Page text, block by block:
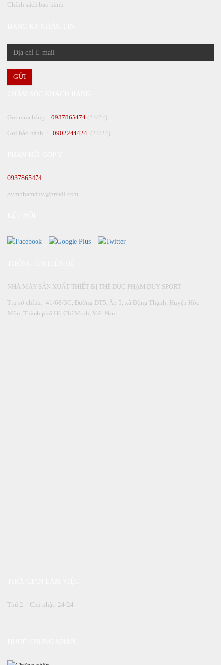
Chính sách bảo hành
GỬI
Gọi mua hàng : 0937865474 (24/24)
Gọi bảo hành : 0902244424 (24/24)
0937865474
gymphamduy@gmail.com
NHÀ MÁY SẢN XUẤT THIẾT BỊ THỂ DỤC PHẠM DUY SPORT
Trụ sở chính: 41/68/3C, Đường DT5, Ấp 5, xã Đông Thạnh, Huyện Hóc
Môn, Thành phố Hồ Chí Minh, Việt Nam
Thứ 2 – Chủ nhật: 24/24